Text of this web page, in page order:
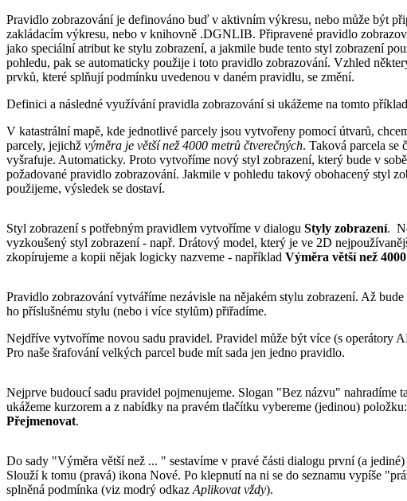
Pravidlo zobrazování je definováno buď v aktivním výkresu, nebo může být
zakládacím výkresu, nebo v knihovně .DGNLIB. Připravené pravidlo
jako speciální atribut ke stylu zobrazení, a jakmile bude tento styl zobrazení
pohledu, pak se automaticky použije i toto pravidlo zobrazování. Vzhled
prvků, které splňují podmínku uvedenou v daném pravidlu, se změní.
Definici a následné využívání pravidla zobrazování si ukážeme na tomto
V katastrální mapě, kde jednotlivé parcely jsou vytvořeny pomocí útvarů,
parcely, jejichž výměra je větší než 4000 metrů čtverečných. Taková parcela se
vyšrafuje. Automaticky. Proto vytvoříme nový styl zobrazení, který bude v
požadované pravidlo zobrazování. Jakmile v pohledu takový obohacený styl
použijeme, výsledek se dostaví.
Styl zobrazení s potřebným pravidlem vytvoříme v dialogu Styly zobrazení.
vyzkoušený styl zobrazení - např. Drátový model, který je ve 2D
zkopírujeme a kopii nějak logicky nazveme - například Výměra větší než 4000
Pravidlo zobrazování vytváříme nezávisle na nějakém stylu zobrazení. Až
ho příslušnému stylu (nebo i více stylům) přiřadíme.
Nejdříve vytvoříme novou sadu pravidel. Pravidel může být více (s operátory
Pro naše šrafování velkých parcel bude mít sada jen jedno pravidlo.
Nejprve budoucí sadu pravidel pojmenujeme. Slogan "Bez názvu" nahradíme
ukážeme kurzorem a z nabídky na pravém tlačítku vybereme (jedinou) položku:
Přejmenovat.
Do sady "Výměra větší než ... " sestavíme v pravé části dialogu první (a
Slouží k tomu (pravá) ikona Nové. Po klepnutí na ni se do seznamu vypíše
splněná podmínka (viz modrý odkaz Aplikovat vždy).